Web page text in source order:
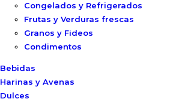
Congelados y Refrigerados
Frutas y Verduras frescas
Granos y Fideos
Condimentos
Bebidas
Harinas y Avenas
Dulces